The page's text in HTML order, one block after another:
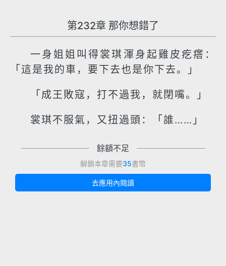
第232章 那你想錯了
一身姐姐叫得裳琪渾身起雞皮疙瘩：
「這是我的車，要下去也是你下去。」
「成王敗寇，打不過我，就閉嘴。」
裳琪不服氣，又扭過頭：「誰……」
餘額不足
解鎖本章需要35書幣
去應用內閱讀